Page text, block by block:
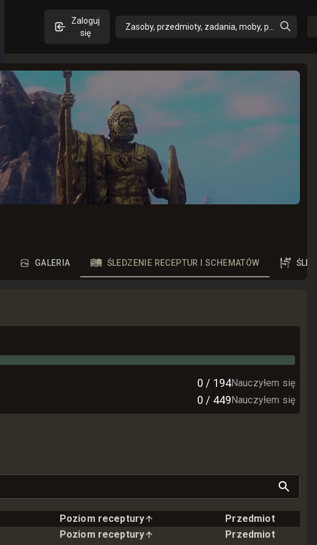
Zaloguj
się
Zasoby, przedmioty, zadania, moby, perki,
GALERIA ŚLEDZENIE RECEPTUR I SCHEMATÓW
0 / 194Nauczyłem się
0 / 449Nauczyłem się
Poziom receptury
Przedmiot
Poziom receptury Przedmiot